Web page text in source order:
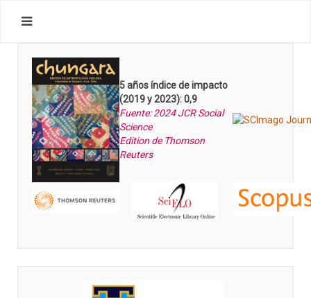
5 años índice de impacto
(2019 y 2023): 0,9
Fuente: 2024 JCR Social
Science
Edition de Thomson
Reuters